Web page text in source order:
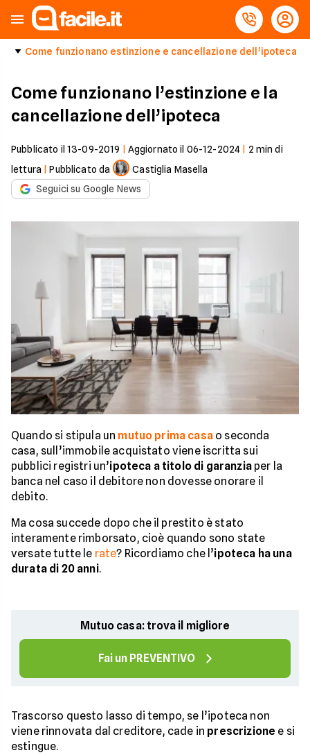
Come funzionano estinzione e cancellazione dell’ipoteca
Come funzionano l’estinzione e la
cancellazione dell’ipoteca
Pubblicato il 13-09-2019 Aggiornato il 06-12-2024 2 min di
lettura |Pubblicato da
Castiglia Masella
Seguici su Google News
Quando si stipula un mutuo prima casao seconda
casa, sull’immobile acquistato viene iscritta sui
pubblici registri un’ipoteca a titolo di garanziaper la
banca nel caso il debitore non dovesse onorare il
debito.
Ma cosa succede dopo che il prestito è stato
interamente rimborsato, cioè quando sono state
versate tutte le rate? Ricordiamo che l’ipoteca ha una
durata di 20 anni.
Mutuo casa: trova il migliore
Fai un PREVENTIVO
Trascorso questo lasso di tempo, se l’ipoteca non
viene rinnovata dal creditore, cade in prescrizione e si
estingue.